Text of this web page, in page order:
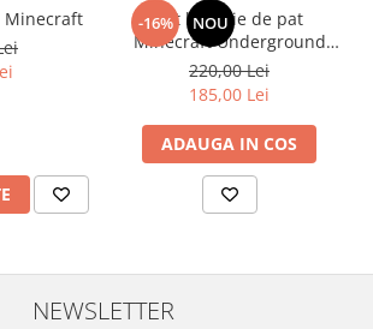
Minecraft
-16% NOU
Set lenjerie de pat
Minecraft Underground
Miner 140×200 cm
220,00 Lei
185,00 Lei
ADAUGA IN COS
NEWSLETTER